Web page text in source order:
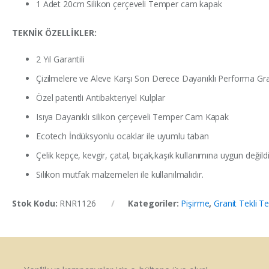
1 Adet 20cm Silikon çerçeveli Temper cam kapak
TEKNİK ÖZELLİKLER:
2 Yıl Garantili
Çizilmelere ve Aleve Karşı Son Derece Dayanıklı Performa
Özel patentli Antibakteriyel Kulplar
Isıya Dayanıklı silikon çerçeveli Temper Cam Kapak
Ecotech İndüksyonlu ocaklar ile uyumlu taban
Çelik kepçe, kevgir, çatal, bıçak,kaşık kullanımına uygun
Silikon mutfak malzemeleri ile kullanılmalıdır.
Stok Kodu: RNR1126 Kategoriler: Pişirme,Granit Tekli